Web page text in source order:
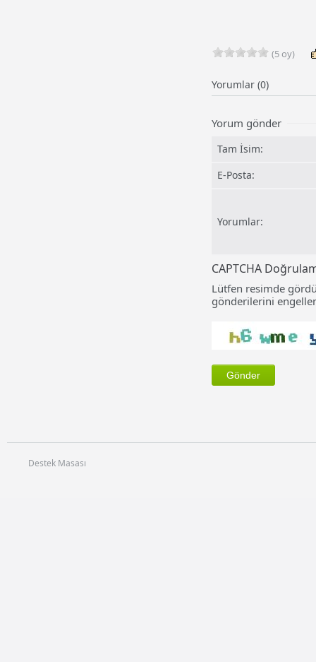
(5 oy)
Yorumlar (0)
Yorum gönder
Tam İsim:
E-Posta:
Yorumlar:
CAPTCHA
Lütfen resimde
gönderilerini
Destek Masası